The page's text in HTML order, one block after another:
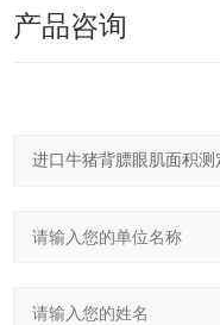
产品咨询